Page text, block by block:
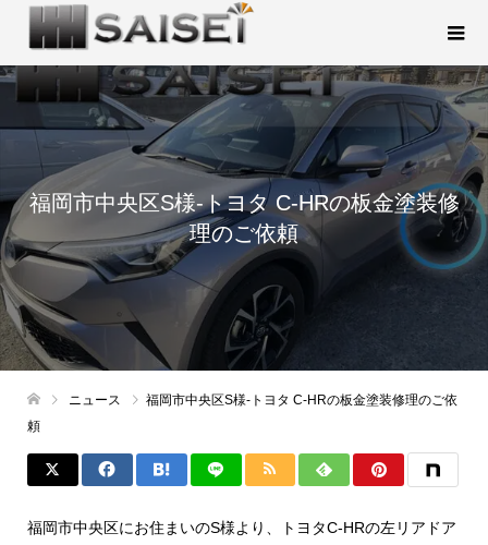
福岡市中央区S様-トヨタ C-HRの板金塗装修
理のご依頼
ニュース
福岡市中央区S様-トヨタ C-HRの板金塗装修理のご依
頼
福岡市中央区にお住まいのS様より、トヨタC-HRの左リアドア